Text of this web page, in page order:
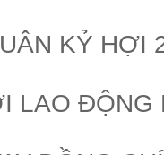
KỶ HỢI
LAO ĐỘNG